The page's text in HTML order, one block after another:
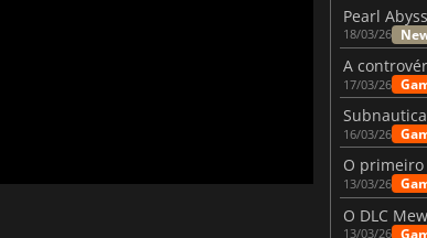
18/03/26
17/03/26
16/03/26
13/03/26
O DLC
13/03/26